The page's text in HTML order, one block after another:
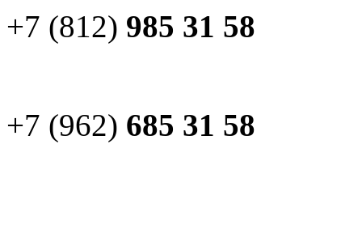
+7 (812) 985 31 58
+7 (962) 685 31 58